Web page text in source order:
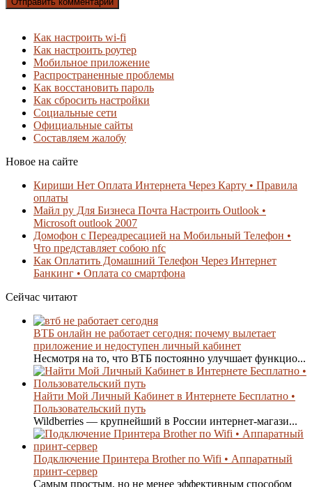
Как настроить wi-fi
Как настроить роутер
Мобильное приложение
Распространенные проблемы
Как восстановить пароль
Как сбросить настройки
Социальные сети
Официальные сайты
Составляем жалобу
Новое на сайте
Кириши Нет Оплата Интернета Через Карту • Правила
оплаты
Майл ру Для Бизнеса Почта Настроить Outlook •
Microsoft outlook 2007
Домофон с Переадресацией на Мобильный Телефон •
Что представляет собою nfc
Как Оплатить Домашний Телефон Через Интернет
Банкинг • Оплата со смартфона
Сейчас читают
ВТБ онлайн не работает сегодня: почему вылетает
приложение и недоступен личный кабинет
Несмотря на то, что ВТБ постоянно улучшает функцио...
Найти Мой Личный Кабинет в Интернете Бесплатно •
Пользовательский путь
Wildberries — крупнейший в России интернет-магази...
Подключение Принтера Brother по Wifi • Аппаратный
принт-сервер
Самым простым, но не менее эффективным способом